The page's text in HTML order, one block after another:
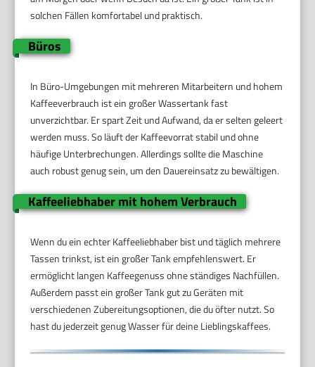
solchen Fällen komfortabel und praktisch.
Büros
In Büro-Umgebungen mit mehreren Mitarbeitern und hohem
Kaffeeverbrauch ist ein großer Wassertank fast
unverzichtbar. Er spart Zeit und Aufwand, da er selten geleert
werden muss. So läuft der Kaffeevorrat stabil und ohne
häufige Unterbrechungen. Allerdings sollte die Maschine
auch robust genug sein, um den Dauereinsatz zu bewältigen.
Kaffeeliebhaber mit hohem Verbrauch
Wenn du ein echter Kaffeeliebhaber bist und täglich mehrere
Tassen trinkst, ist ein großer Tank empfehlenswert. Er
ermöglicht langen Kaffeegenuss ohne ständiges Nachfüllen.
Außerdem passt ein großer Tank gut zu Geräten mit
verschiedenen Zubereitungsoptionen, die du öfter nutzt. So
hast du jederzeit genug Wasser für deine Lieblingskaffees.